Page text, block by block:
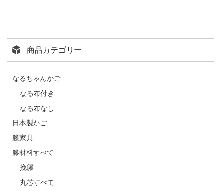
商品カテゴリー
なるちゃんかご
なる布付き
なる布なし
日本製かご
籐家具
籐材料すべて
挽籐
丸芯すべて